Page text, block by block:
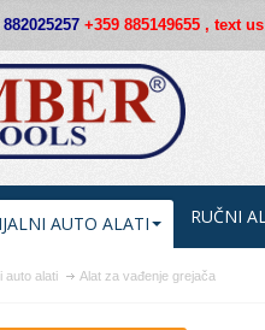
+359 885149655 , text
AUTO ALATI RUČNI
auto alati Alat za vađenje grejača